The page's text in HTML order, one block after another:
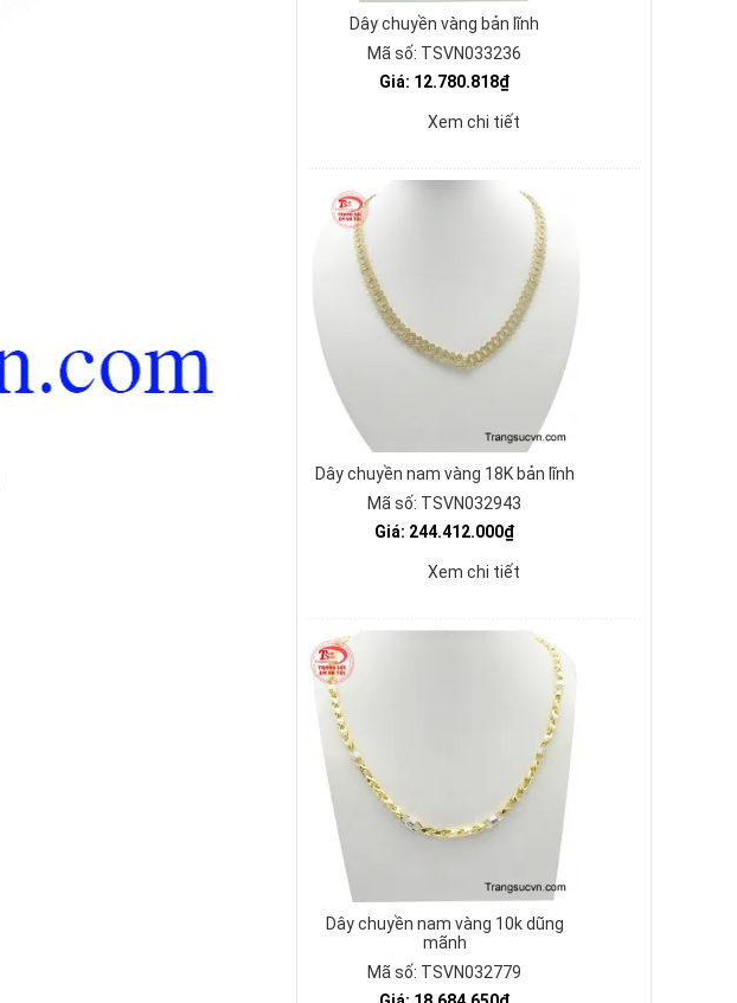
Dây chuyền vàng bản lĩnh
Mã số: TSVN033236
Giá: 12.780.818₫
Xem chi tiết
Dây chuyền nam vàng 18K bản lĩnh
Mã số: TSVN032943
Giá: 244.412.000₫
Xem chi tiết
Dây chuyền nam vàng 10k dũng
mãnh
Mã số: TSVN032779